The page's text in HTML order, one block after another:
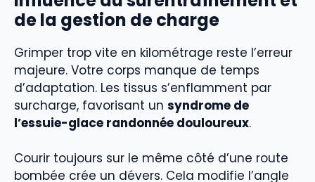
de la gestion de charge
Grimper trop vite en kilométrage reste l’erreur
majeure. Votre corps manque de temps
d’adaptation. Les tissus s’enflamment par
surcharge, favorisant un syndrome de
l’essuie-glace randonnée douloureux.
Courir toujours sur le même côté d’une route
bombée crée un dévers. Cela modifie l’angle